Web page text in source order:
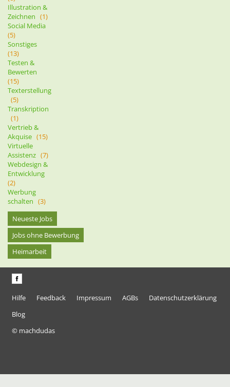
Illustration &
Zeichnen (1)
Social Media
(5)
Sonstiges
(13)
Testen &
Bewerten
(15)
Texterstellung
(5)
Transkription
(1)
Vertrieb &
Akquise (15)
Virtuelle
Assistenz (7)
Webdesign &
Entwicklung
(2)
Werbung
schalten (3)
Neueste Jobs
Jobs ohne Bewerbung
Heimarbeit
Hilfe Feedback Impressum AGBs
Datenschutzerklärung
Blog
© machdudas